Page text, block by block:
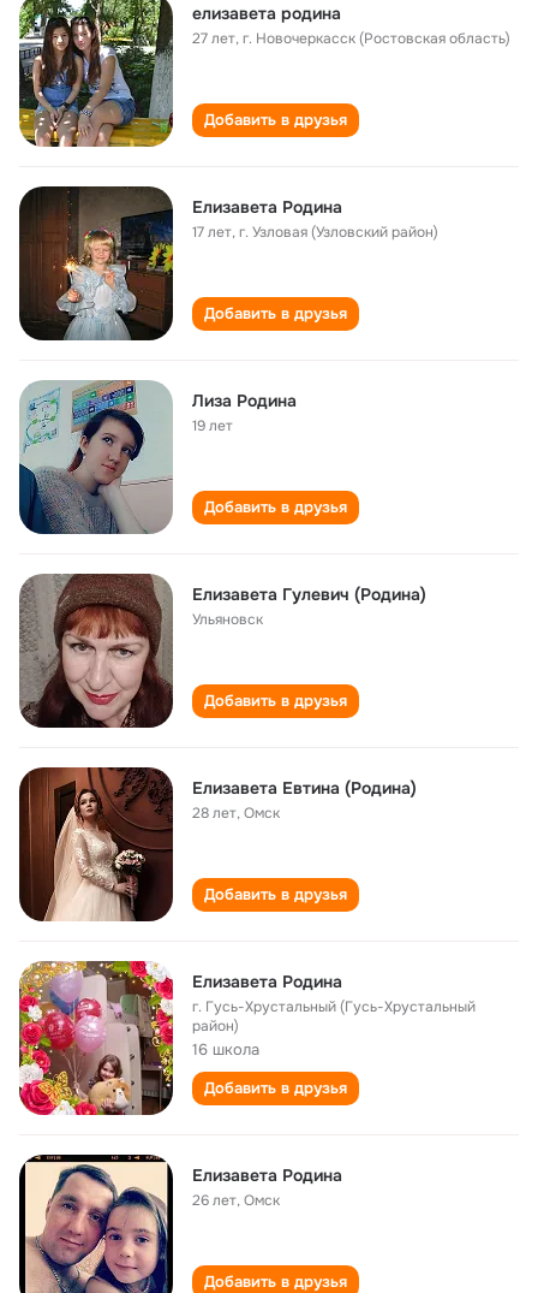
елизавета родина
27 лет,г. Новочеркасск (Ростовская область)
Добавить в друзья
Елизавета Родина
17 лет,г. Узловая (Узловский район)
Добавить в друзья
Лиза Родина
19 лет
Добавить в друзья
Елизавета Гулевич (Родина)
Ульяновск
Добавить в друзья
Елизавета Евтина (Родина)
28 лет,Омск
Добавить в друзья
Елизавета Родина
г. Гусь-Хрустальный (Гусь-Хрустальный
район)
16 школа
Добавить в друзья
Елизавета Родина
26 лет,Омск
Добавить в друзья